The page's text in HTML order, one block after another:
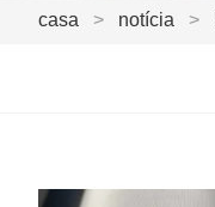
casa > notícia >